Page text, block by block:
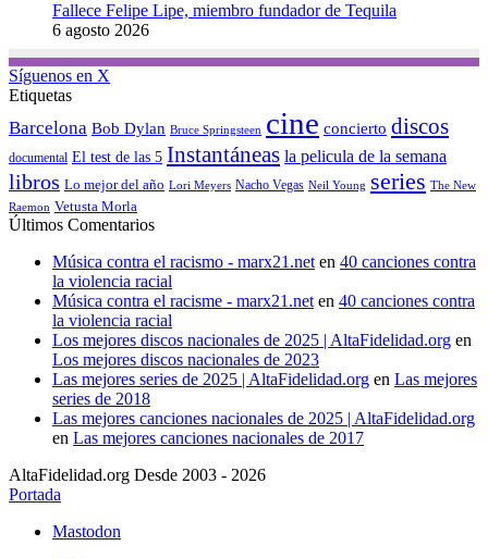
Fallece Felipe Lipe, miembro fundador de Tequila
6 agosto 2026
Síguenos en X
Etiquetas
Barcelona Bob Dylan Bruce Springsteen cine concierto discos
documental El test de las 5 Instantáneas la pelicula de la semana
libros Lo mejor del año Lori Meyers Nacho Vegas Neil Young series The New
Raemon Vetusta Morla
Últimos Comentarios
Música contra el racismo - marx21.neten 40 canciones contra
la violencia racial
Música contra el racisme - marx21.neten 40 canciones contra
la violencia racial
Los mejores discos nacionales de 2025 | AltaFidelidad.org en
Los mejores discos nacionales de 2023
Las mejores series de 2025 | AltaFidelidad.org en Las mejores
series de 2018
Las mejores canciones nacionales de 2025 | AltaFidelidad.org
en Las mejores canciones nacionales de 2017
AltaFidelidad.org Desde 2003 - 2026
Portada
Mastodon